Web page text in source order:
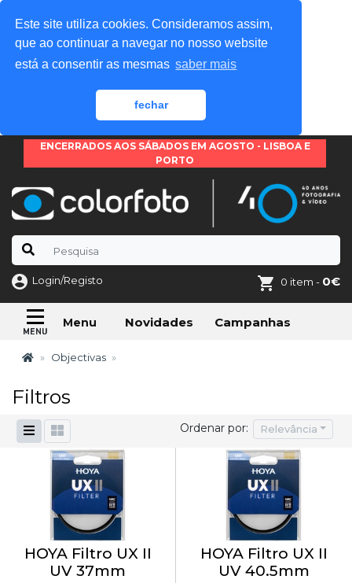
Este site utiliza cookies. Consideramos assim,
que ao continuar a navegar no nosso website
está a consentir as mesmas saber mais
fechar
ENCERRADOS AOS SÁBADOS EM AGOSTO - LISBOA E
PORTO
Login/Registo 0 item - 0€
Menu Novidades Campanhas
Objectivas
Filtros
Ordenar por: Relevância
HOYA Filtro UX II
UV 37mm
HOYA Filtro UX II
UV 40.5mm